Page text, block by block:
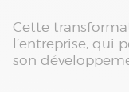
Cette
l’entreprise, qui
son